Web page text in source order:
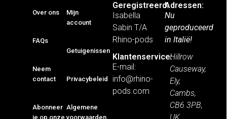
Over ons
FAQs
Neem
contact
Abonneer
je op onze
Mijn
account
Getuigenissen
Privacybeleid
Algemene
voorwaarden
Geregistreerd:
Isabella
Sabin T/A
Rhino-pods
Klantenservice:
E-mail:
info@rhino-
pods.com
Adressen:
Nu
geproduceerd
in Italië!
Hillrow
Causeway,
Ely,
Cambs,
CB6 3PB,